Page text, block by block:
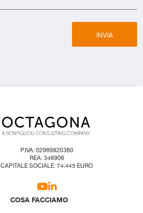
INVIA
P.IVA: 02969820360
REA: 346906
CAPITALE SOCIALE: 74.445 EURO
COSA FACCIAMO